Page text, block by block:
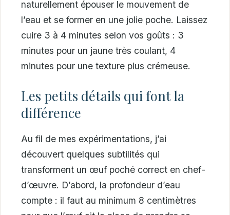
naturellement épouser le mouvement de
l’eau et se former en une jolie poche. Laissez
cuire 3 à 4 minutes selon vos goûts : 3
minutes pour un jaune très coulant, 4
minutes pour une texture plus crémeuse.
Les petits détails qui font la
différence
Au fil de mes expérimentations, j’ai
découvert quelques subtilités qui
transforment un œuf poché correct en chef-
d’œuvre. D’abord, la profondeur d’eau
compte : il faut au minimum 8 centimètres